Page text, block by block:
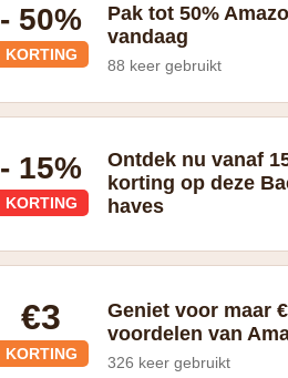
- 50%
KORTING
Pak tot 50%
vandaag
88 keer gebruikt
- 15%
KORTING
Ontdek nu vanaf
korting op deze
haves
€3
KORTING
Geniet voor maar
voordelen van
326 keer gebruikt